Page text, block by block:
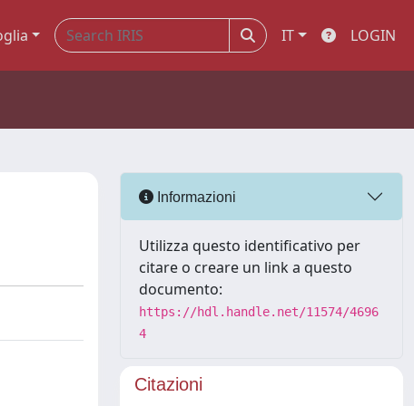
IT LOGIN
Informazioni
Utilizza questo identificativo per
citare o creare un link a questo
documento:
https://hdl.handle.net/11574/4696
4
Citazioni